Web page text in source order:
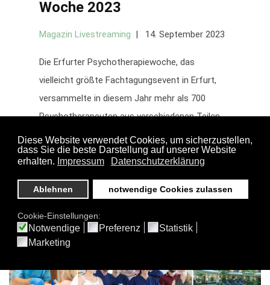
Woche 2023
Magazin Livestreaming 14. September 2023
Die Erfurter Psychotherapiewoche, das
vielleicht größte Fachtagungsevent in Erfurt,
versammelte in diesem Jahr mehr als 700
Psychotherapeuten aus verschiedenen Teilen
des Landes.
Weiterlesen